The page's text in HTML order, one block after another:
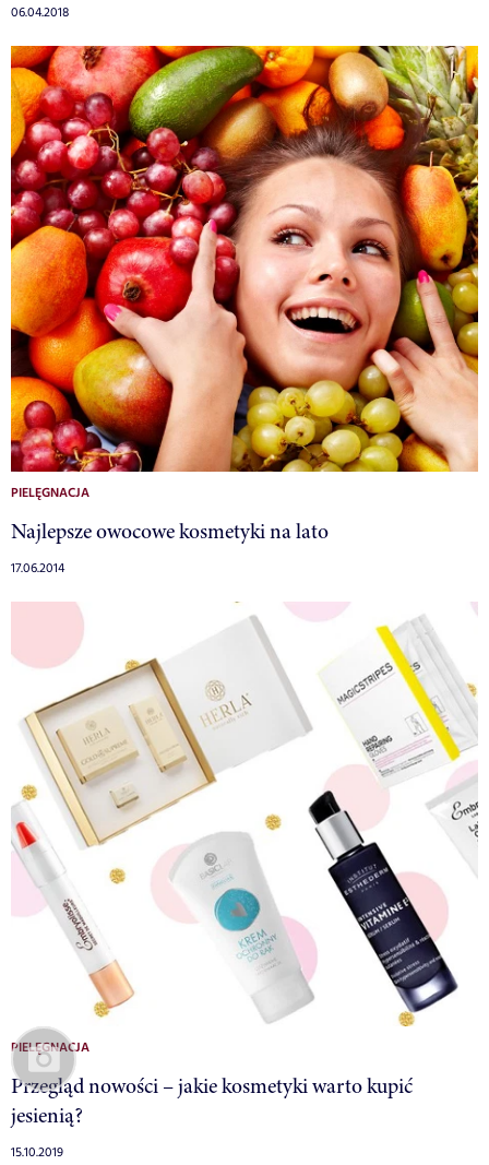
06.04.2018
PIELĘGNACJA
Najlepsze owocowe kosmetyki na lato
17.06.2014
PIELĘGNACJA
Przegląd nowości – jakie kosmetyki warto kupić
jesienią?
15.10.2019